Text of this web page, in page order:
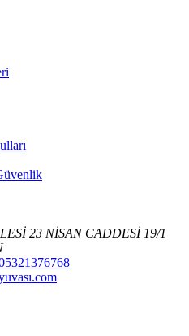
23 NİSAN CADDESİ 19/1